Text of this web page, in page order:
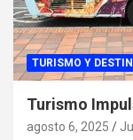
TURISMO Y
Turismo
agosto 6, 2025